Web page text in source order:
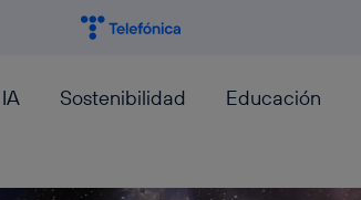
IA Sostenibilidad Educación